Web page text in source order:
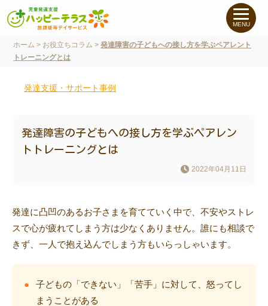
私たちについて
未就学のお子さま（０〜６才）
小学生〜高校生の
ご利用について
MENU
ホーム > お役立ちコラム >発達障害の子どもへの接し方を学ぶペアレント
トレーニングとは
発達支援・サポート事例
発達障害の子どもへの接し方を学ぶペアレン
トトレーニングとは
2022年04月11日
発達に凸凹のあるお子さまを育てていく中で、不安やストレ
スで心が疲れてしまう方は少なくありません。誰にも相談で
きず、一人で抱え込んでしまう方もいらっしゃいます。
子どもの「できない」「苦手」に対して、怒ってし
まうことがある